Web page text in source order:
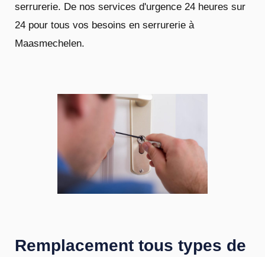
serrurerie. De nos services d'urgence 24 heures sur
24 pour tous vos besoins en serrurerie à
Maasmechelen.
Remplacement tous types de